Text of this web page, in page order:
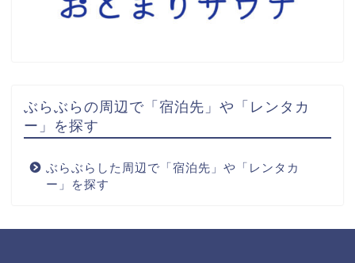
ぶらぶらの周辺で「宿泊先」や「レンタカ
ー」を探す
ぶらぶらした周辺で「宿泊先」や「レンタカ
ー」を探す